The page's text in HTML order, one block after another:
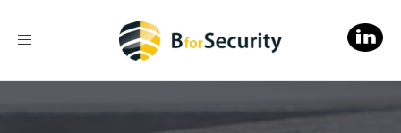
Toggle